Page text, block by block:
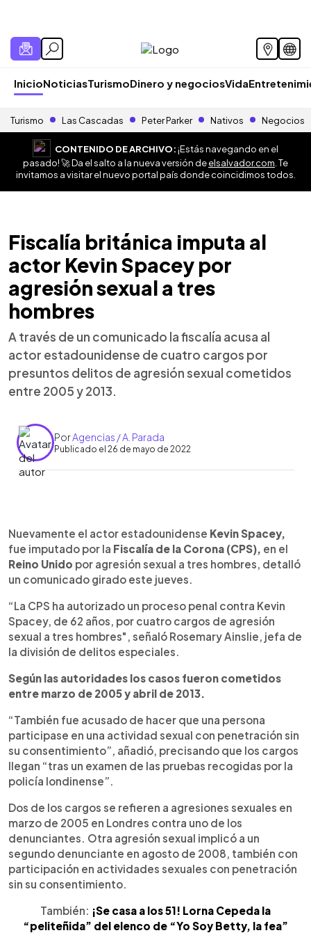
InicioNoticiasTurismoDinero y negociosVida
Turismo Las Cascadas Peter Parker Nativos Negocios
CONTENIDO DE ARCHIVO:¡Estás navegando en el
pasado! 🚀 Da el salto a la nueva versión deelsalvador.com . Te
invitamos a visitar el nuevo portal país donde coincidimos todos.
Fiscalía británica imputa al
actor Kevin Spacey por
agresión sexual a tres
hombres
A través de un comunicado la fiscalía acusa al
actor estadounidense de cuatro cargos por
presuntos delitos de agresión sexual cometidos
entre 2005 y 2013.
PorAgencias / A. Parada
Publicado el 26 de mayo de 2022
Escuchar artículo
Nuevamente el actor estadounidense Kevin Spacey,
fue imputado por la Fiscalía de la Corona (CPS), en el
Reino Unido por agresión sexual a tres hombres, detalló
un comunicado girado este jueves.
“La CPS ha autorizado un proceso penal contra Kevin
Spacey, de 62 años, por cuatro cargos de agresión
sexual a tres hombres", señaló Rosemary Ainslie, jefa de
la división de delitos especiales.
Según las autoridades los casos fueron cometidos
entre marzo de 2005 y abril de 2013.
“También fue acusado de hacer que una persona
participase en una actividad sexual con penetración sin
su consentimiento”, añadió, precisando que los cargos
llegan “tras un examen de las pruebas recogidas por la
policía londinense”.
Dos de los cargos se refieren a agresiones sexuales en
marzo de 2005 en Londres contra uno de los
denunciantes. Otra agresión sexual implicó a un
segundo denunciante en agosto de 2008, también con
participación en actividades sexuales con penetración
sin su consentimiento.
También: ¡Se casa a los 51! Lorna Cepeda la
“peliteñida” del elenco de “Yo Soy Betty, la fea”